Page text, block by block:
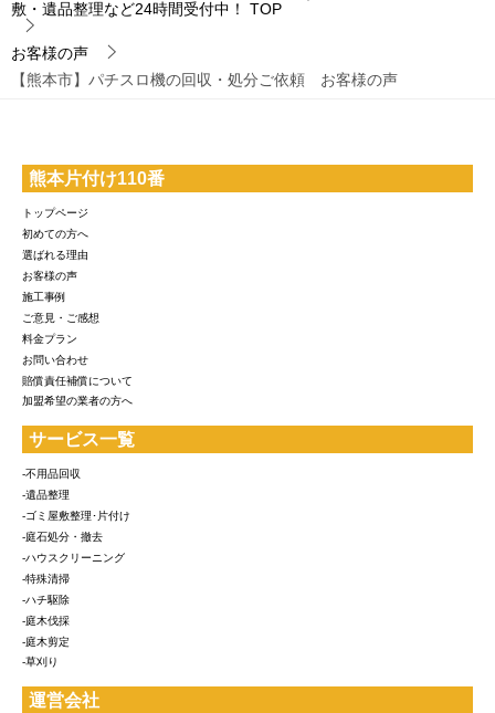
敷・遺品整理など24時間受付中！
TOP
お客様の声
【熊本市】パチスロ機の回収・処分ご依頼 お客様の声
熊本片付け110番
トップページ
初めての方へ
選ばれる理由
お客様の声
施工事例
ご意見・ご感想
料金プラン
お問い合わせ
賠償責任補償について
加盟希望の業者の方へ
サービス一覧
-不用品回収
-遺品整理
-ゴミ屋敷整理･片付け
-庭石処分・撤去
-ハウスクリーニング
-特殊清掃
-ハチ駆除
-庭木伐採
-庭木剪定
-草刈り
運営会社